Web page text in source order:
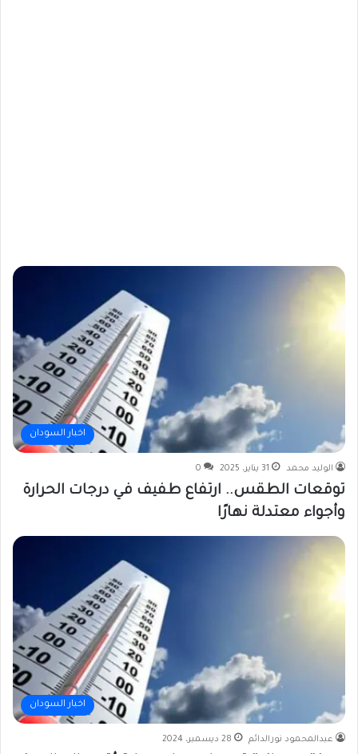
اخبار السودان
الوليد محمد 31 يناير، 2025 0
توقعات الطقس.. ارتفاع طفيف في درجات الحرارة
وأجواء معتدلة نهارًا
اخبار السودان
عبدالمحمود نورالدائم 28 ديسمبر، 2024